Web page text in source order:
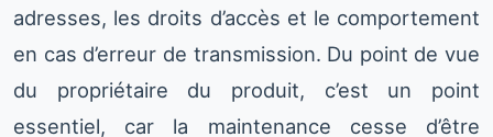
adresses, les droits d’accès et le comportement
en cas d’erreur de transmission. Du point de vue
du propriétaire du produit, c’est un point
essentiel, car la maintenance cesse d’être